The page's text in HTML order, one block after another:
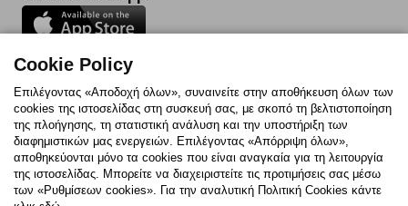
Follow us:
FacebookInstagram
TikTokYoutubePinterestTwitter
Cookie Policy
Επιλέγοντας «Αποδοχή όλων», συναινείτε στην αποθήκευση όλων των
cookies της ιστοσελίδας στη συσκευή σας, με σκοπό τη βελτιστοποίηση
της πλοήγησης, τη στατιστική ανάλυση και την υποστήριξη των
διαφημιστικών μας ενεργειών. Επιλέγοντας «Απόρριψη όλων»,
αποθηκεύονται μόνο τα cookies που είναι αναγκαία για τη λειτουργία
της ιστοσελίδας. Μπορείτε να διαχειριστείτε τις προτιμήσεις σας μέσω
των «Ρυθμίσεων cookies». Για την αναλυτική Πολιτική Cookies κάντε